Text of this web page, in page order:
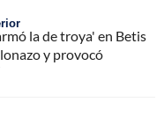
la de troya' en Betis
y provocó